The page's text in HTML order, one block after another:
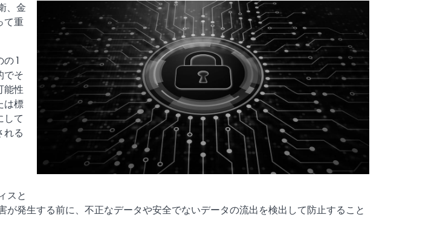
、金
て重
1
でそ
能性
は標
して
れる
スと
発生する前に、不正なデータや安全でないデータの流出を検出して防止すること